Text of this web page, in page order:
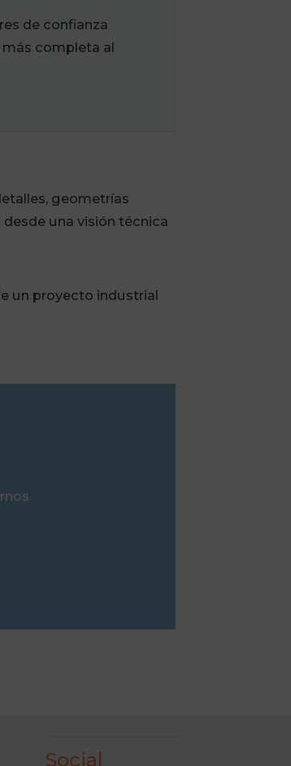
de confianza
completa al
geometrías
una visión técnica
un proyecto industrial
Social